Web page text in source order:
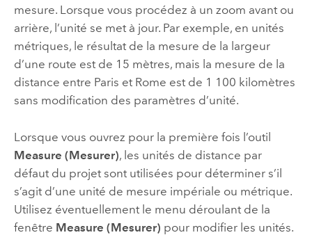
mesure. Lorsque vous procédez à un zoom avant ou
arrière, l’unité se met à jour. Par exemple, en unités
métriques, le résultat de la mesure de la largeur
d’une route est de 15 mètres, mais la mesure de la
distance entre Paris et Rome est de 1 100 kilomètres
sans modification des paramètres d’unité.
Lorsque vous ouvrez pour la première fois l’outil
Measure (Mesurer), les unités de distance par
défaut du projet sont utilisées pour déterminer s’il
s’agit d’une unité de mesure impériale ou métrique.
Utilisez éventuellement le menu déroulant de la
fenêtre Measure (Mesurer) pour modifier les unités.